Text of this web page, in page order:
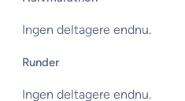
Ingen deltagere endnu.
Runder
Ingen deltagere endnu.